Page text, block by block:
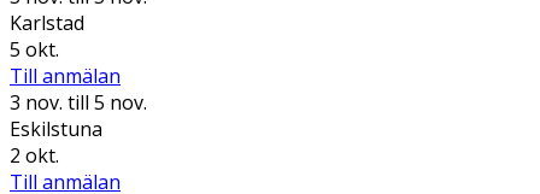
Karlstad
5 okt.
Till anmälan
3 nov. till 5 nov.
Eskilstuna
2 okt.
Till anmälan